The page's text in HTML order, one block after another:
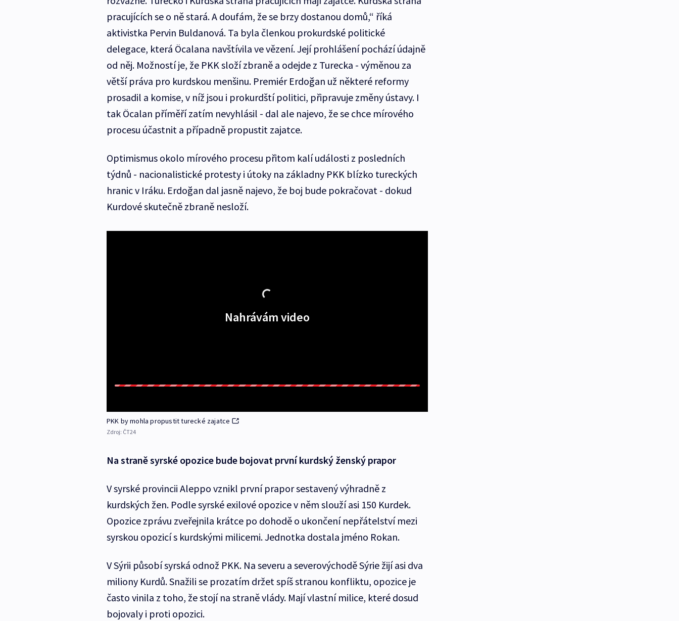
pracujících se o ně stará. A doufám, že se brzy dostanou domů,“ říká
aktivistka Pervin Buldanová. Ta byla členkou prokurdské politické
delegace, která Öcalana navštívila ve vězení. Její prohlášení pochází údajně
od něj. Možností je, že PKK složí zbraně a odejde z Turecka - výměnou za
větší práva pro kurdskou menšinu. Premiér Erdoğan už některé reformy
prosadil a komise, v níž jsou i prokurdští politici, připravuje změny ústavy. I
tak Öcalan příměří zatím nevyhlásil - dal ale najevo, že se chce mírového
procesu účastnit a případně propustit zajatce.
Optimismus okolo mírového procesu přitom kalí události z posledních
týdnů - nacionalistické protesty i útoky na základny PKK blízko tureckých
hranic v Iráku. Erdoğan dal jasně najevo, že boj bude pokračovat - dokud
Kurdové skutečně zbraně nesloží.
Nahrávám video
PKK by mohla propustit turecké zajatce
Zdroj: ČT24
Na straně syrské opozice bude bojovat první kurdský ženský prapor
V syrské provincii Aleppo vznikl první prapor sestavený výhradně z
kurdských žen. Podle syrské exilové opozice v něm slouží asi 150 Kurdek.
Opozice zprávu zveřejnila krátce po dohodě o ukončení nepřátelství mezi
syrskou opozicí s kurdskými milicemi. Jednotka dostala jméno Rokan.
V Sýrii působí syrská odnož PKK. Na severu a severovýchodě Sýrie žijí asi dva
miliony Kurdů. Snažili se prozatím držet spíš stranou konfliktu, opozice je
často vinila z toho, že stojí na straně vlády. Mají vlastní milice, které dosud
bojovaly i proti opozici.